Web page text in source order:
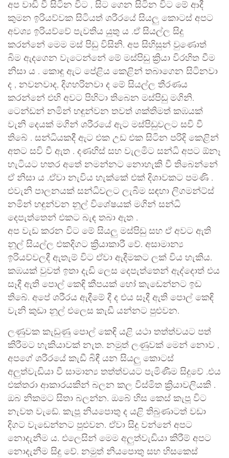
අප වාඩි වී සිටින විට , සිට ගෙන සිටින විට මේ ආදී
කුමන ඉරියව්වක සිටියත් ශරීරයේ සියලු කොටස් අපට
අවශ්‍ය ඉරියව්වේ පැවතිය යුතු ය .ඒ සියල්ල සිදු
කරන්නේ මෙම මස් පිඩු විසිනි. අප සිහිසුන් වුණොත්
බිම ඇදගෙන වැටෙන්නේ මේ මස්පිඩු ක්‍රියා විරහිත වීම
නිසා ය . කොඳු ඇට පේළිය කෙළින් තබාගෙන සිටිනවා
ද , නවනවාද, දිගහරිනවා ද මේ සියල්ල තීරණය
කරන්නේ එහි අවට පිහිටා තිබෙන මස්පිඩු මගිනි.
ටෙන්ඩන් නමින් හඳුන්වන තවත් ශක්තිමත් කඹයක්
වැනි දෙයක් මගින් ශරීරයේ ඇට මස්පිඩුවලට සවි වී
තිබේ . සන්ධියකදී ඇට එක උඩ එක සිටින පරිදි කෙළින්
අතට සවි වී ඇත . දණහිස් සහ වැලමිට සන්ධි අපට ඕනෑ
හැටියට හතර අතේ නමන්නට නොහැකි වී තිබෙන්නේ
ඒ නිසා ය .ඒවා නැවිය හැක්කේ එක් දිශාවකට පමණි .
එවැනි පාලනයක් සන්ධිවලට ලැබීම සඳහා ලිගමන්ට්ස්
නමින් හඳුන්වන නූල් විශේෂයක් මගින් සන්ධි
දෙපැත්තෙන් එකට බැඳ තබා ඇත .
අප වැඩ කරන විට මේ සියලු මස්පිඩු සහ ඒ අවට ඇති
නූල් සියල්ල එකදිගට ක්‍රියාකාරී වේ. අසාමාන්‍ය
ඉරියව්වලදී ඇතැම් විට ඒවා ඇදීමකට ලක් විය හැකිය.
කඹයක් වුවත් ඉතා දැඩි ලෙස දෙපැත්තෙන් ඇද්දොත් එය
සෑදී ඇති පොල් කෙඳි කීපයක් හෝ කැඩෙන්නට ඉඩ
තිබේ. අපේ ශරීරය ඇදීමේ දී ද එය සෑදී ඇති පොල් කෙඳි
වැනි කුඩා නූල් එලෙස කැඩී යන්නට පුළුවන.
ලණුවක කැඩුණු පොල් කෙඳි යළි යථා තත්ත්වයට පත්
කිරීමට හැකියාවක් නැත. නමුත් ලණුවක් මෙන් නොව ,
අපගේ ශරීරයේ කැඩී බිඳී යන සියලු කොටස්
අලුත්වැඩියා වී සාමාන්‍ය තත්ත්වයට පැමිණීම සිදුවේ .එය
එක්තරා ආකාරයකින් බලන කල විස්මිත ක්‍රියාවලියකි .
ඔබ නිකමට සිතා බලන්න. ඔබේ හිස කෙස් කැපූ විට
නැවත වැඩේ. කැපූ නියපොතු ද යළි තිබුණාටත් වඩා
දිගට වැඩෙන්නට පුළුවන. ඒවා සිදු වන්නේ අපට
නොදැනීම ය. එලෙසින් මෙම අලුත්වැඩියා කිරීම් අපට
නොදැනීම සිදු වේ. නමුත් නියපොතු සහ හිසකෙස්